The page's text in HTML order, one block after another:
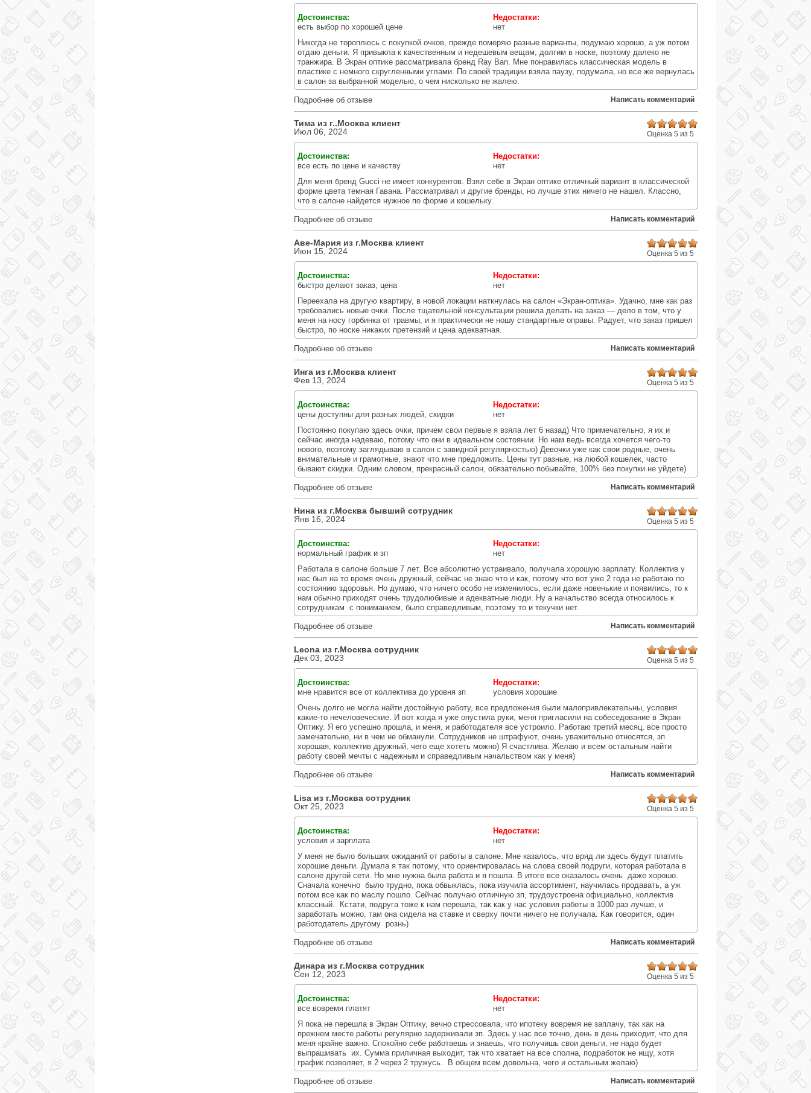
Достоинства:
есть выбор по хорошей цене
Недостатки:
нет
Никогда не тороплюсь с покупкой очков, прежде померяю разные варианты, подумаю хорошо, а уж потом
отдаю деньги. Я привыкла к качественным и недешевым вещам, долгим в носке, поэтому далеко не
транжира. В Экран оптике рассматривала бренд Ray Ban. Мне понравилась классическая модель в
пластике с немного скругленными углами. По своей традиции взяла паузу, подумала, но все же вернулась
в салон за выбранной моделью, о чем нисколько не жалею.
Подробнее об отзыве Написать комментарий
Оценка 5 из 5
Тима из г..Москва клиент
Июл 06, 2024
Достоинства:
все есть по цене и качеству
Недостатки:
нет
Для меня бренд Gucci не имеет конкурентов. Взял себе в Экран оптике отличный вариант в классической
форме цвета темная Гавана. Рассматривал и другие бренды, но лучше этих ничего не нашел. Классно,
что в салоне найдется нужное по форме и кошельку.
Подробнее об отзыве Написать комментарий
Оценка 5 из 5
Аве-Мария из г.Москва клиент
Июн 15, 2024
Достоинства:
быстро делают заказ, цена
Недостатки:
нет
Переехала на другую квартиру, в новой локации наткнулась на салон «Экран-оптика». Удачно, мне как раз
требовались новые очки. После тщательной консультации решила делать на заказ — дело в том, что у
меня на носу горбинка от травмы, и я практически не ношу стандартные оправы. Радует, что заказ пришел
быстро, по носке никаких претензий и цена адекватная.
Подробнее об отзыве Написать комментарий
Оценка 5 из 5
Инга из г.Москва клиент
Фев 13, 2024
Достоинства:
цены доступны для разных людей, скидки
Недостатки:
нет
Постоянно покупаю здесь очки, причем свои первые я взяла лет 6 назад) Что примечательно, я их и
сейчас иногда надеваю, потому что они в идеальном состоянии. Но нам ведь всегда хочется чего-то
нового, поэтому заглядываю в салон с завидной регулярностью) Девочки уже как свои родные, очень
внимательные и грамотные, знают что мне предложить. Цены тут разные, на любой кошелек, часто
бывают скидки. Одним словом, прекрасный салон, обязательно побывайте, 100% без покупки не уйдете)
Подробнее об отзыве Написать комментарий
Оценка 5 из 5
Нина из г.Москва бывший сотрудник
Янв 16, 2024
Достоинства:
нормальный график и зп
Недостатки:
нет
Работала в салоне больше 7 лет. Все абсолютно устраивало, получала хорошую зарплату. Коллектив у
нас был на то время очень дружный, сейчас не знаю что и как, потому что вот уже 2 года не работаю по
состоянию здоровья. Но думаю, что ничего особо не изменилось, если даже новенькие и появились, то к
нам обычно приходят очень трудолюбивые и адекватные люди. Ну а начальство всегда относилось к
сотрудникам с пониманием, было справедливым, поэтому то и текучки нет.
Подробнее об отзыве Написать комментарий
Оценка 5 из 5
Leona из г.Москва сотрудник
Дек 03, 2023
Достоинства:
мне нравится все от коллектива до уровня зп
Недостатки:
условия хорошие
Очень долго не могла найти достойную работу, все предложения были малопривлекательны, условия
какие-то нечеловеческие. И вот когда я уже опустила руки, меня пригласили на собеседование в Экран
Оптику. Я его успешно прошла, и меня, и работодателя все устроило. Работаю третий месяц, все просто
замечательно, ни в чем не обманули. Сотрудников не штрафуют, очень уважительно относятся, зп
хорошая, коллектив дружный, чего еще хотеть можно) Я счастлива. Желаю и всем остальным найти
работу своей мечты с надежным и справедливым начальством как у меня)
Подробнее об отзыве Написать комментарий
Оценка 5 из 5
Lisa из г.Москва сотрудник
Окт 25, 2023
Достоинства:
условия и зарплата
Недостатки:
нет
У меня не было больших ожиданий от работы в салоне. Мне казалось, что вряд ли здесь будут платить
хорошие деньги. Думала я так потому, что ориентировалась на слова своей подруги, которая работала в
салоне другой сети. Но мне нужна была работа и я пошла. В итоге все оказалось очень даже хорошо.
Сначала конечно было трудно, пока обвыклась, пока изучила ассортимент, научилась продавать, а уж
потом все как по маслу пошло. Сейчас получаю отличную зп, трудоустроена официально, коллектив
классный. Кстати, подруга тоже к нам перешла, так как у нас условия работы в 1000 раз лучше, и
заработать можно, там она сидела на ставке и сверху почти ничего не получала. Как говорится, один
работодатель другому рознь)
Подробнее об отзыве Написать комментарий
Оценка 5 из 5
Динара из г.Москва сотрудник
Сен 12, 2023
Достоинства:
все вовремя платят
Недостатки:
нет
Я пока не перешла в Экран Оптику, вечно стрессовала, что ипотеку вовремя не заплачу, так как на
прежнем месте работы регулярно задерживали зп. Здесь у нас все точно, день в день приходит, что для
меня крайне важно. Спокойно себе работаешь и знаешь, что получишь свои деньги, не надо будет
выпрашивать их. Сумма приличная выходит, так что хватает на все сполна, подработок не ищу, хотя
график позволяет, я 2 через 2 тружусь. В общем всем довольна, чего и остальным желаю)
Подробнее об отзыве Написать комментарий